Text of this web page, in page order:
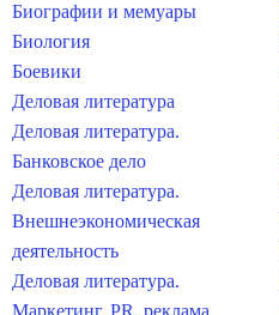
Биографии и мемуары
Биология
Боевики
Деловая литература
Деловая литература.
Банковское дело
Деловая литература.
Внешнеэкономическая
деятельность
Деловая литература.
Маркетинг, PR, реклама